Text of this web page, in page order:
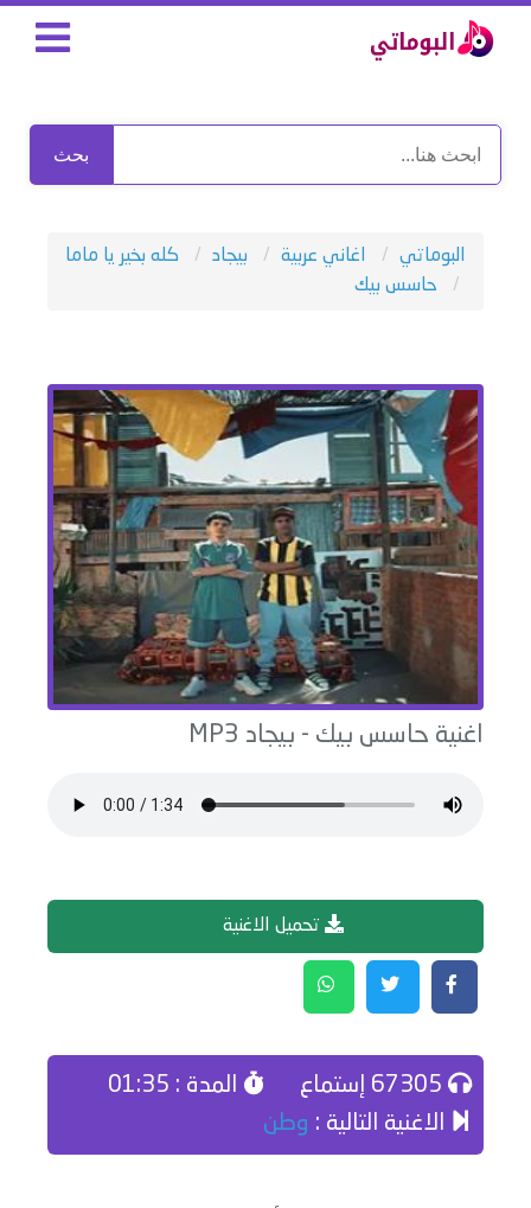
بحث
البوماتي اغاني عربية بيجاد
كله بخير يا ماما
حاسس بيك
اغنية حاسس بيك - بيجاد
تحميل الاغنية
المدة : 01:35
الاغنية التالية : وطن